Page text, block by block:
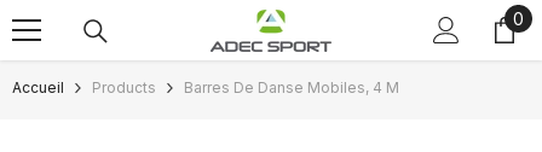
Passer au contenu 0
0
Accueil Products Barres De Danse Mobiles, 4 M